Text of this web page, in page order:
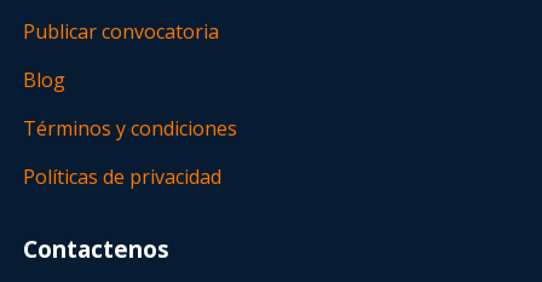
Publicar convocatoria
Blog
Términos y condiciones
Políticas de privacidad
Contactenos